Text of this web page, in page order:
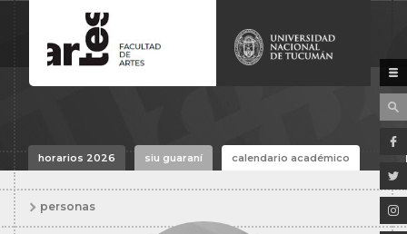
horarios 2026 siu guaraní calendario académico
personas